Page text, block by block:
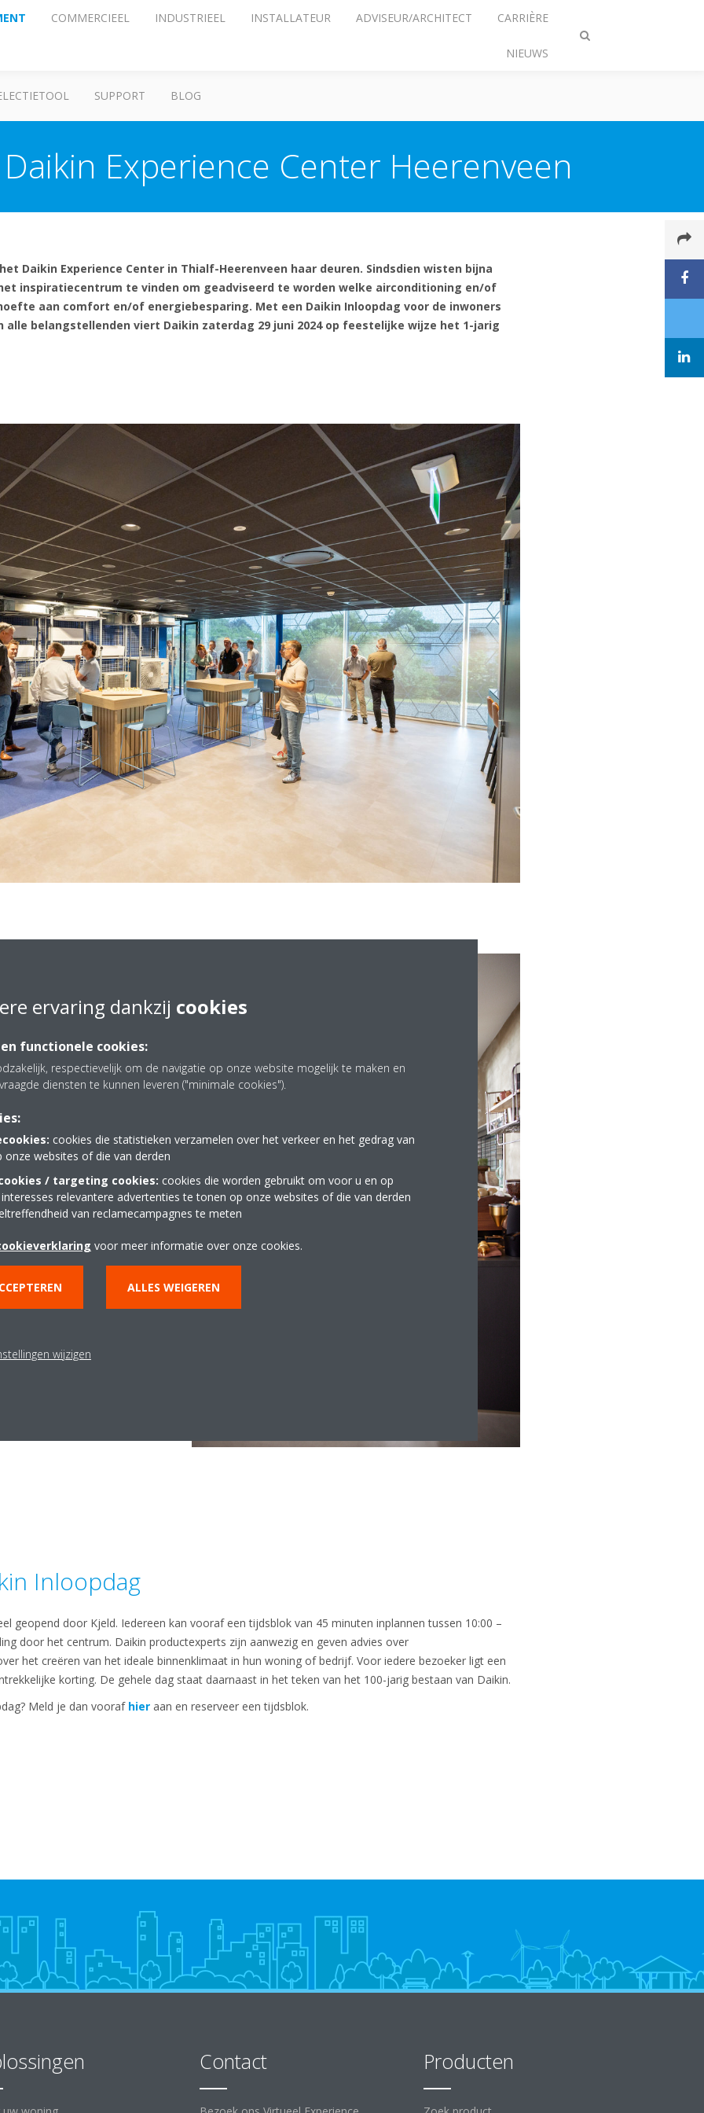
Zoeken
COMMERCIEEL INDUSTRIEEL INSTALLATEUR ADVISEUR/ARCHITECT CARRIÈRE
NIEUWS
SUPPORT BLOG
Experience Center Heerenveen
Daikin Experience Center in Thialf-Heerenveen haar deuren. Sindsdien wisten bijna
inspiratiecentrum te vinden om geadviseerd te worden welke airconditioning en/of
aan comfort en/of energiebesparing. Met een Daikin Inloopdag voor de inwoners
alle belangstellenden viert Daikin zaterdag 29 juni 2024 op feestelijke wijze het 1-jarig
serveert
van schaatsend
Center in Nederland
center sieren portretten van
productpanelen in het
Nuis is een van de
aanwezig is om alle gasten in
schenken. Natuurlijk kan hij
de Daikin airconditioning en
of andere vragen
de weg naar het Daikin
en een kwart daarvan heeft
voor een installatie met
het klantadvies met
Inloopdag
geopend door Kjeld. Iedereen kan vooraf een tijdsblok van 45 minuten inplannen tussen 10:00 –
door het centrum. Daikin productexperts zijn aanwezig en geven advies over
het creëren van het ideale binnenklimaat in hun woning of bedrijf. Voor iedere bezoeker ligt een
korting. De gehele dag staat daarnaast in het teken van het 100-jarig bestaan van Daikin.
Meld je dan vooraf hieraan en reserveer een tijdsblok.
Contact Producten
ervaring dankzij cookies
functionele cookies:
respectievelijk om de navigatie op onze website mogelijk te maken en
diensten te kunnen leveren ("minimale cookies").
cookies die statistieken verzamelen over het verkeer en het gedrag van
onze websites of die van derden
/ targeting cookies: cookies die worden gebruikt om voor u en op
relevantere advertenties te tonen op onze websites of die van derden
van reclamecampagnes te meten
voor meer informatie over onze cookies.
ALLES WEIGEREN
wijzigen